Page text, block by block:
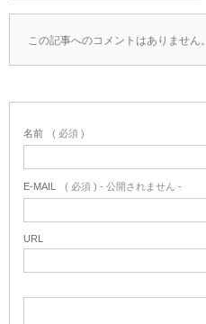
この記事へのコメントはありません。
名前 ( 必須 )
E-MAIL ( 必須 ) - 公開されません -
URL